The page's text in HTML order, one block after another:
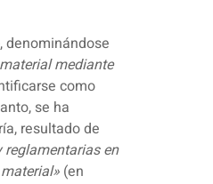
, denominándose
mediante
como
se ha
resultado de
reglamentarias en
(en